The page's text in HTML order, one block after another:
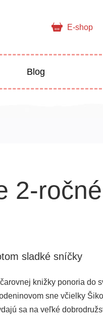
E-shop
Blog
2-
sladké sníčky
knižky ponoria do
sne včielky
sa na veľké